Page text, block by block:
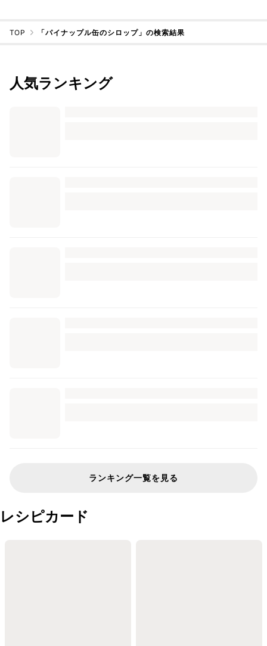
TOP 「パイナップル缶のシロップ」の検索結果
人気ランキング
ランキング一覧を見る
レシピカード